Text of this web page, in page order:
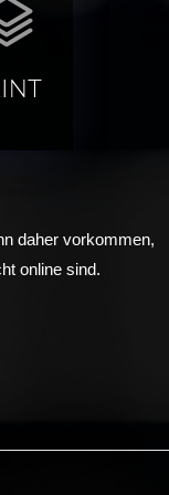
daher vorkommen,
online sind.